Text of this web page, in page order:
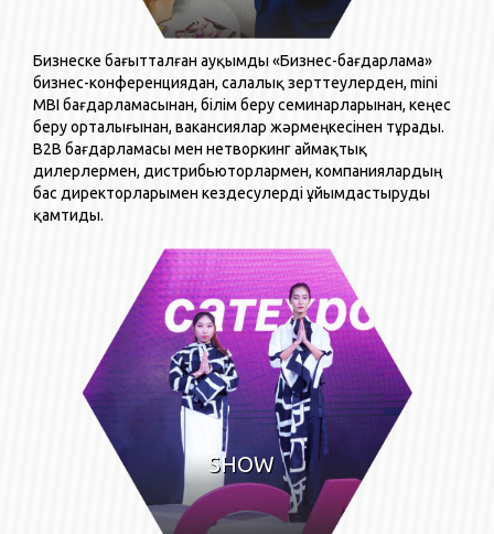
Бизнеске бағытталған ауқымды «Бизнес-бағдарлама»
бизнес-конференциядан, салалық зерттеулерден, mini
MBI бағдарламасынан, білім беру семинарларынан, кеңес
беру орталығынан, вакансиялар жәрмеңкесінен тұрады.
B2B бағдарламасы мен нетворкинг аймақтық
дилерлермен, дистрибьюторлармен, компаниялардың
бас директорларымен кездесулерді ұйымдастыруды
қамтиды.
SHOW